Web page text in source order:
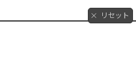
リセット